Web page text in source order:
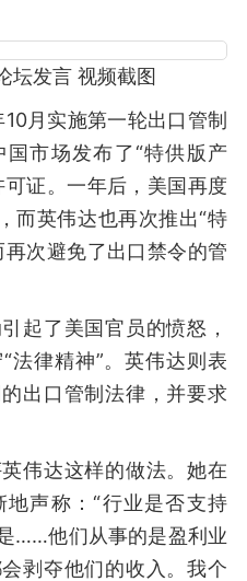
坛发言 视频截图
月实施第一轮出口管制
市场发布了“特供版产
证。一年后，美国再度
而英伟达也再次推出“特
次避免了出口禁令的管
起了美国官员的愤怒，
法律精神”。英伟达则表
出口管制法律，并要求
伟达这样的做法。她在
声称：“行业是否支持
……他们从事的是盈利业
剥夺他们的收入。我个